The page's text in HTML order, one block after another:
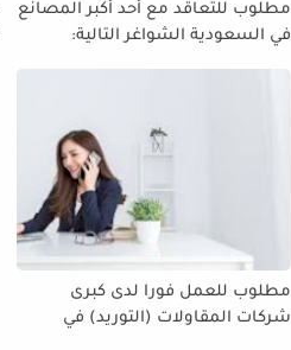
مطلوب للتعاقد مع أحد أكبر المصانع
في السعودية الشواغر التالية:
مطلوب للعمل فورا لدى كبرى
شركات المقاولات (التوريد) في